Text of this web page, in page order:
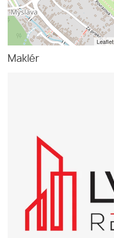
Leaflet
Maklér